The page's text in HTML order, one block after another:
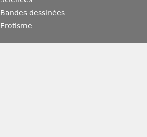
Bandes dessinées
Erotisme